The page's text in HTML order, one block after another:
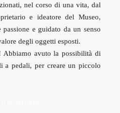
nel corso di una vita, dal
e ideatore del Museo,
e guidato da un senso
degli oggetti esposti.
avuto la possibilità di
a pedali, per creare un piccolo